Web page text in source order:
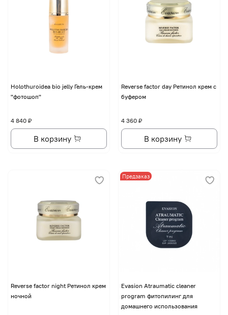
Holothuroidea bio jelly Гель-крем
"фотошоп"
4 840 ₽
В корзину
Reverse factor day Ретинол крем с
буфером
4 360 ₽
В корзину
Reverse factor night Ретинол крем
ночной
Предзаказ
Evasion Atraumatic cleaner
program фитопилинг для
домашнего использования